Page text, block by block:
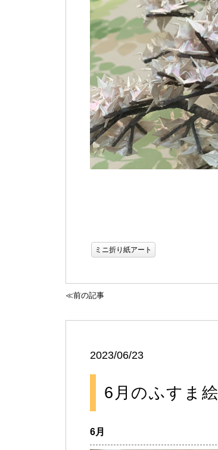
ミニ折り紙アート
≪前の記事
2023/06/23
6月のふすま絵
6月